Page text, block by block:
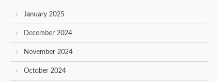
January 2025
December 2024
November 2024
October 2024